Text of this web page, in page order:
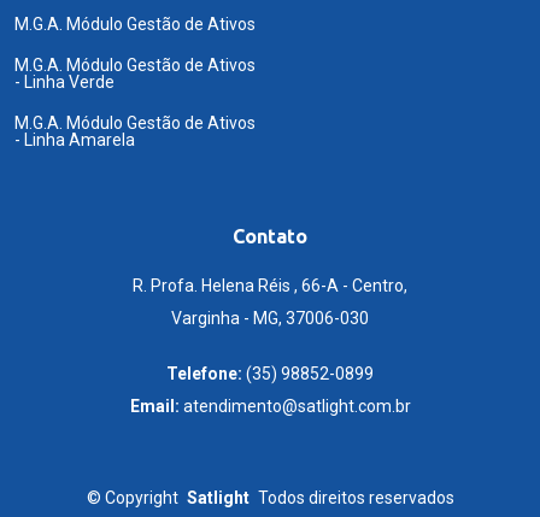
M.G.A. Módulo Gestão de Ativos
M.G.A. Módulo Gestão de Ativos
- Linha Verde
M.G.A. Módulo Gestão de Ativos
- Linha Amarela
Contato
R. Profa. Helena Réis , 66-A - Centro,
Varginha - MG, 37006-030
Telefone: (35) 98852-0899
Email: atendimento@satlight.com.br
© Copyright Satlight Todos direitos reservados